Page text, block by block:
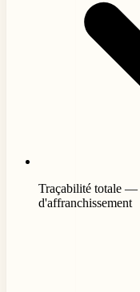
Traçabilité totale —
d'affranchissement